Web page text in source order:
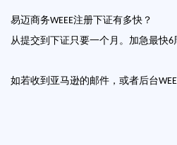
易迈商务WEEE注册下证有多快？
从提交到下证只要一个月。加急最快6
如若收到亚马逊的邮件，或者后台